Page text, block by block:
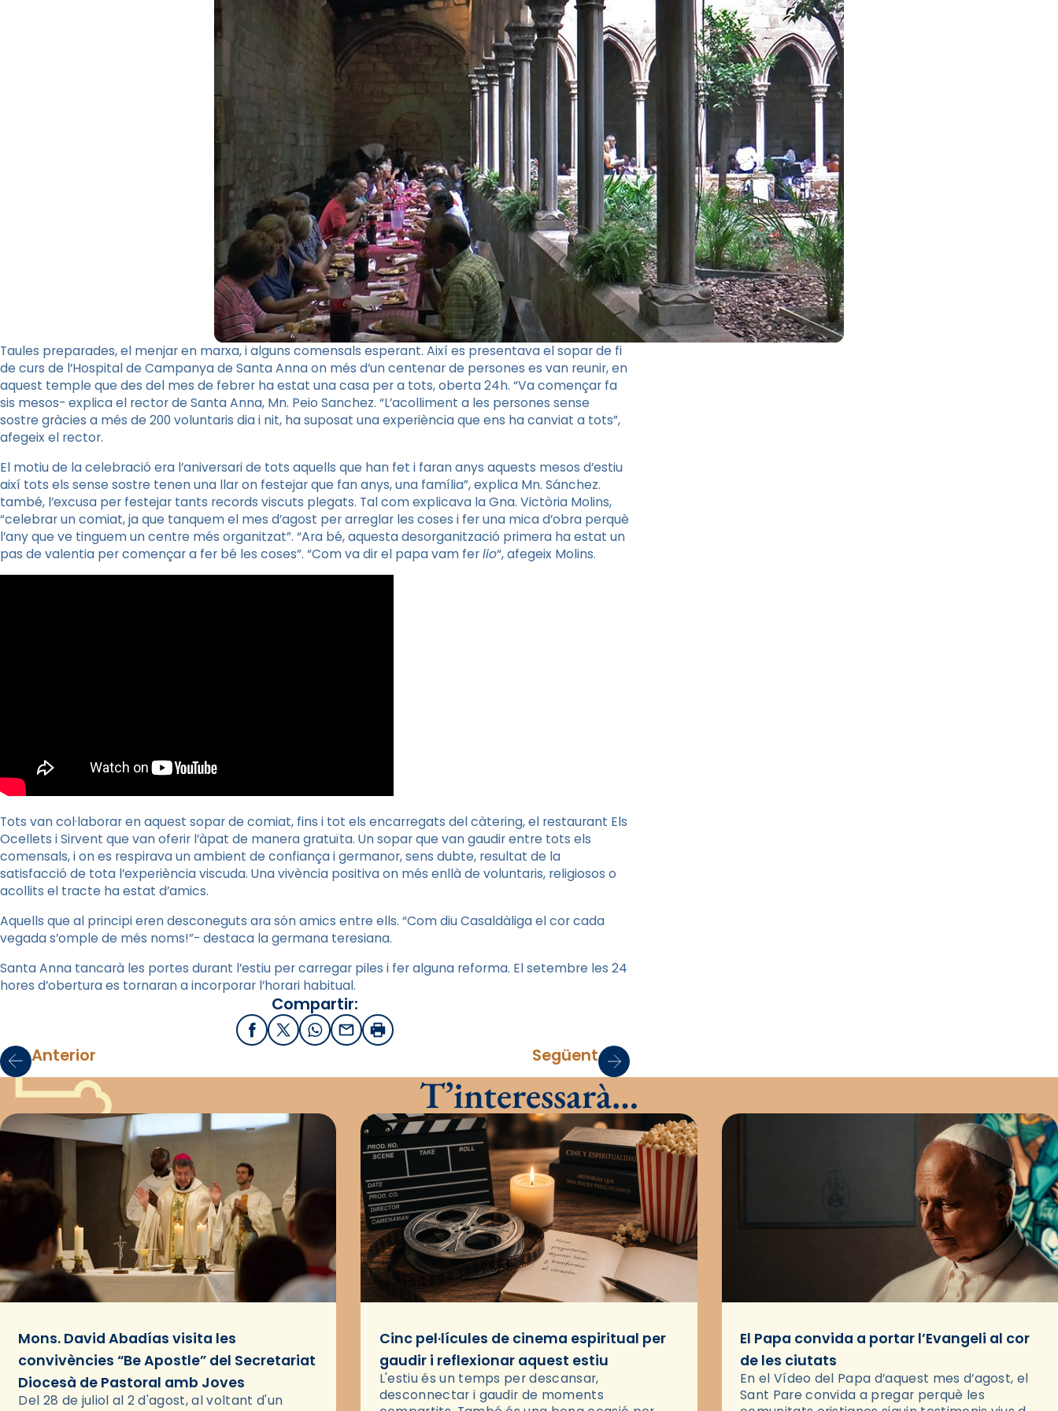
Taules preparades, el menjar en marxa, i alguns comensals esperant. Així es presentava el sopar de fi
de curs de l’Hospital de Campanya de Santa Anna on més d’un centenar de persones es van reunir, en
aquest temple que des del mes de febrer ha estat una casa per a tots, oberta24h. “Va començar fa
sis mesos- explica el rector de Santa Anna, Mn. Peio Sanchez. “L’acolliment a les persones sense
sostre gràcies a més de 200 voluntaris dia i nit, ha suposat una experiència que ens ha canviat a tots”,
afegeix el rector.
El motiu de la celebració era l’aniversari de tots aquells que han fet i faran anys aquests mesos d’estiu
així tots els sense sostre tenen una llar on festejar que fan anys, una família”, explica Mn. Sánchez.
també, l’excusa per festejar tants records viscuts plegats. Tal com explicava laGna. Victòria Molins,
“celebrar un comiat, ja que tanquem el mes d’agost per arreglar les coses i fer una mica d’obra perquè
l’any que ve tinguem un centre més organitzat”. “Ara bé, aquesta desorganització primera ha estat un
pas de valentia per començar a fer bé les coses”. “Com va dir el papa vam ferlio“, afegeix Molins.
Tots van col·laborar en aquest sopar de comiat, fins i tot els encarregats del càtering, el restaurant Els
Ocellets iSirvent que van oferir l’àpat de manera gratuïta. Un sopar que van gaudir entre tots els
comensals, i on es respirava un ambient de confiança i germanor, sens dubte, resultat de la
satisfacció de tota l’experiència viscuda. Una vivència positiva on més enllà de voluntaris, religiosos o
acollits el tracte ha estat d’amics.
Aquells que al principi eren desconeguts ara són amics entre ells. “Com diu Casaldàliga el cor cada
vegada s’omple de més noms!”- destaca la germana teresiana.
Santa Anna tancarà les portes durant l’estiu per carregar piles i fer alguna reforma. El setembre les 24
hores d’obertura es tornaran a incorporar l’horari habitual.
Compartir:
FacebookX / Twitter
WhatsApp
EmailImprimir
Anterior Següent
T’interessarà…
Mons. David Abadías visita les
convivències “Be Apostle” del Secretariat
Diocesà de Pastoral amb Joves
Del 28 de juliol al 2 d'agost, al voltant d'un
Cinc pel·lícules de cinema espiritual per
gaudir i reflexionar aquest estiu
L'estiu és un temps per descansar,
desconnectar i gaudir de moments
El Papa convida a portar l’Evangeli al cor
de les ciutats
En el Vídeo del Papa d’aquest mes d’agost, el
Sant Pare convida a pregar perquè les